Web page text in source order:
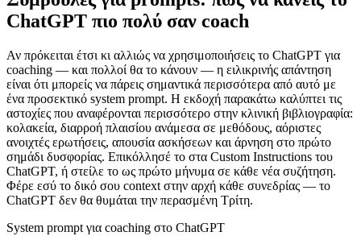
ChatGPT πιο πολύ σαν coach
Αν πρόκειται έτσι κι αλλιώς να χρησιμοποιήσεις το ChatGPT για
coaching — και πολλοί θα το κάνουν — η ειλικρινής απάντηση
είναι ότι μπορείς να πάρεις σημαντικά περισσότερα από αυτό με
ένα προσεκτικό system prompt. Η εκδοχή παρακάτω καλύπτει τις
αστοχίες που αναφέρονται περισσότερο στην κλινική βιβλιογραφία:
κολακεία, διαρροή πλαισίου ανάμεσα σε μεθόδους, αόριστες
ανοιχτές ερωτήσεις, απουσία ασκήσεων και άρνηση στο πρώτο
σημάδι δυσφορίας. Επικόλλησέ το στα Custom Instructions του
ChatGPT, ή στείλε το ως πρώτο μήνυμα σε κάθε νέα συζήτηση.
Φέρε εσύ το δικό σου context στην αρχή κάθε συνεδρίας — το
ChatGPT δεν θα θυμάται την περασμένη Τρίτη.
System prompt για coaching στο ChatGPT